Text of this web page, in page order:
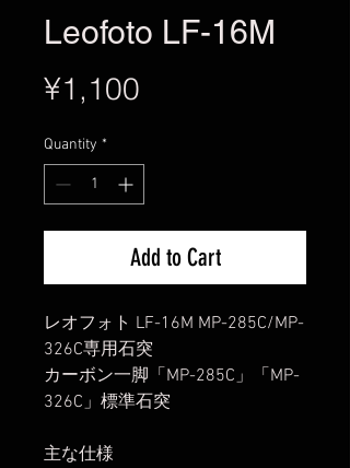
Leofoto LF-16M
¥1,100
Quantity *
Add to Cart
レオフォト LF-16M MP-285C/MP-
326C専用石突
カーボン一脚「MP-285C」「MP-
326C」標準石突
主な仕様